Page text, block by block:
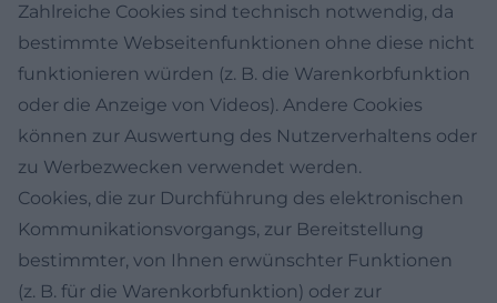
Zahlreiche Cookies sind technisch notwendig, da
bestimmte Webseitenfunktionen ohne diese nicht
funktionieren würden (z. B. die Warenkorbfunktion
oder die Anzeige von Videos). Andere Cookies
können zur Auswertung des Nutzerverhaltens oder
zu Werbezwecken verwendet werden.
Cookies, die zur Durchführung des elektronischen
Kommunikationsvorgangs, zur Bereitstellung
bestimmter, von Ihnen erwünschter Funktionen
(z. B. für die Warenkorbfunktion) oder zur